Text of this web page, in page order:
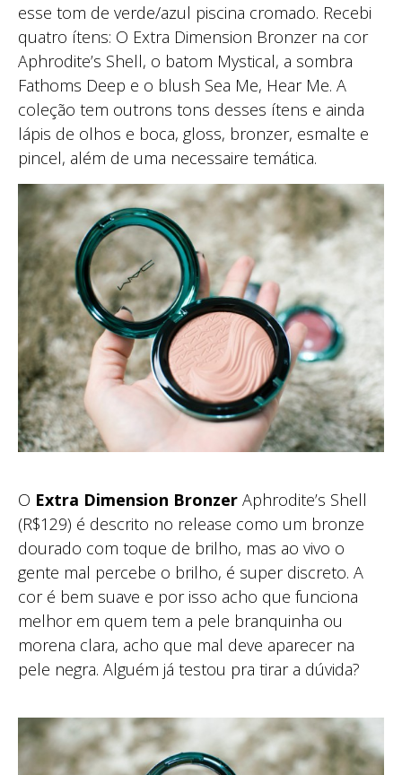
esse tom de verde/azul piscina cromado. Recebi
quatro ítens: O Extra Dimension Bronzer na cor
Aphrodite’s Shell, o batom Mystical, a sombra
Fathoms Deep e o blush Sea Me, Hear Me. A
coleção tem outrons tons desses ítens e ainda
lápis de olhos e boca, gloss, bronzer, esmalte e
pincel, além de uma necessaire temática.
O Extra Dimension Bronzer Aphrodite’s Shell
(R$129) é descrito no release como um bronze
dourado com toque de brilho, mas ao vivo o
gente mal percebe o brilho, é super discreto. A
cor é bem suave e por isso acho que funciona
melhor em quem tem a pele branquinha ou
morena clara, acho que mal deve aparecer na
pele negra. Alguém já testou pra tirar a dúvida?